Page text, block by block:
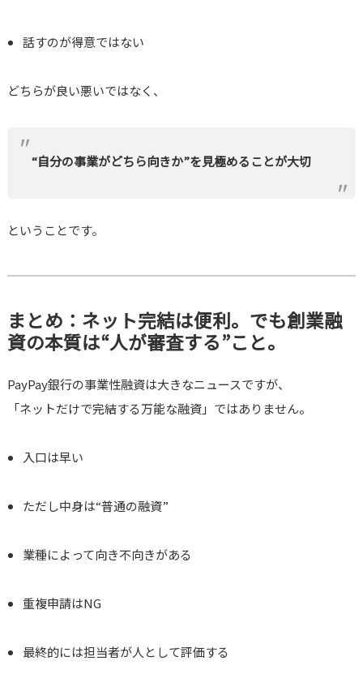
話すのが得意ではない
どちらが良い悪いではなく、
“自分の事業がどちら向きか”を見極めることが大切
ということです。
まとめ：ネット完結は便利。でも創業融
資の本質は“人が審査する”こと。
PayPay銀行の事業性融資は大きなニュースですが、
「ネットだけで完結する万能な融資」ではありません。
入口は早い
ただし中身は“普通の融資”
業種によって向き不向きがある
重複申請はNG
最終的には担当者が人として評価する